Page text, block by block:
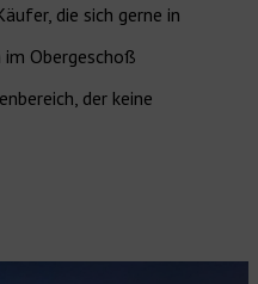
die sich gerne in
Obergeschoß
der keine